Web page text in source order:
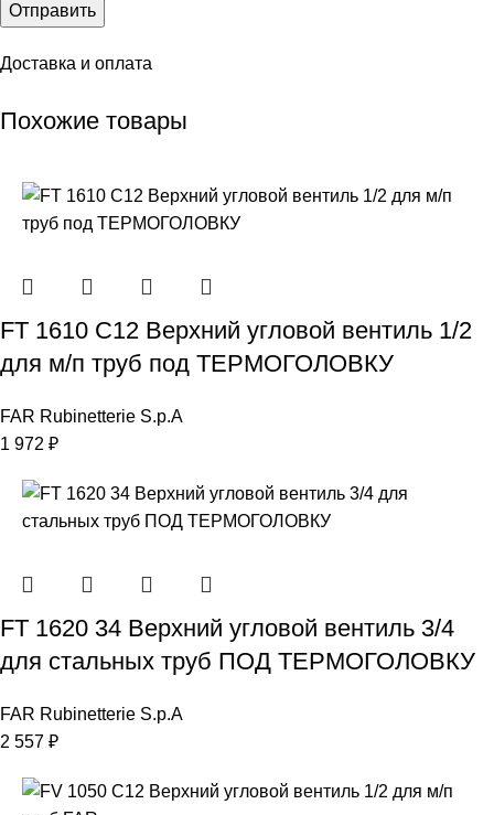
Доставка и оплата
Похожие товары
FT 1610 C12 Верхний угловой вентиль 1/2
для м/п труб под ТЕРМОГОЛОВКУ
FAR Rubinetterie S.p.A
1 972 ₽
FT 1620 34 Верхний угловой вентиль 3/4
для стальных труб ПОД ТЕРМОГОЛОВКУ
FAR Rubinetterie S.p.A
2 557 ₽